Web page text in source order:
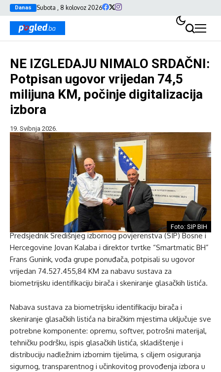
Danas Subota , 8 kolovoz 2026
NE IZGLEDAJU NIMALO SRDAČNI:
Potpisan ugovor vrijedan 74,5
milijuna KM, počinje digitalizacija
izbora
19. Svibnja 2026.
Foto: SIP BIH
Predsjednik Središnjeg izbornog povjerenstva (SIP) Bosne i
Hercegovine Jovan Kalaba i direktor tvrtke “Smartmatic BH”
Frans Gunink, vođa grupe ponuđača, potpisali su ugovor
vrijedan 74.527.455,84 KM za nabavu sustava za
biometrijsku identifikaciju birača i skeniranje glasačkih listića.
Nabava sustava za biometrijsku identifikaciju birača i
skeniranje glasačkih listića na biračkim mjestima uključuje sve
potrebne komponente: opremu, softver, potrošni materijal,
tehničku podršku, ispis glasačkih listića, skladištenje i
distribuciju nadležnim izbornim tijelima, s ciljem osiguranja
sigurnog, transparentnog i učinkovitog provođenja izbora u